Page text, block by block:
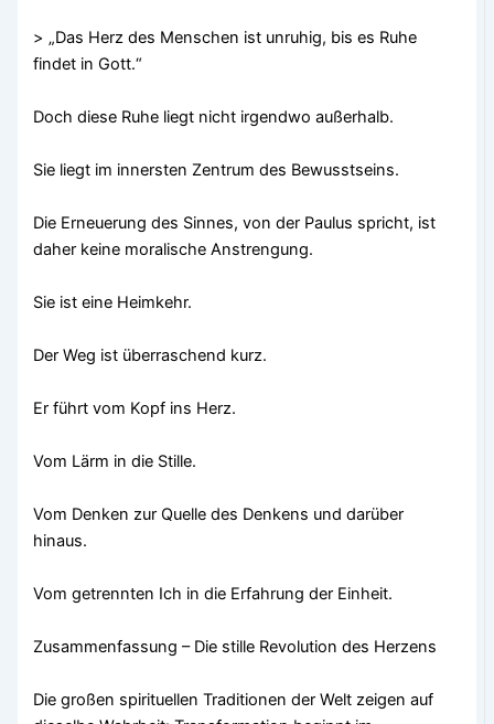
> „Das Herz des Menschen ist unruhig, bis es Ruhe
findet in Gott.“
Doch diese Ruhe liegt nicht irgendwo außerhalb.
Sie liegt im innersten Zentrum des Bewusstseins.
Die Erneuerung des Sinnes, von der Paulus spricht, ist
daher keine moralische Anstrengung.
Sie ist eine Heimkehr.
Der Weg ist überraschend kurz.
Er führt vom Kopf ins Herz.
Vom Lärm in die Stille.
Vom Denken zur Quelle des Denkens und darüber
hinaus.
Vom getrennten Ich in die Erfahrung der Einheit.
Zusammenfassung – Die stille Revolution des Herzens
Die großen spirituellen Traditionen der Welt zeigen auf